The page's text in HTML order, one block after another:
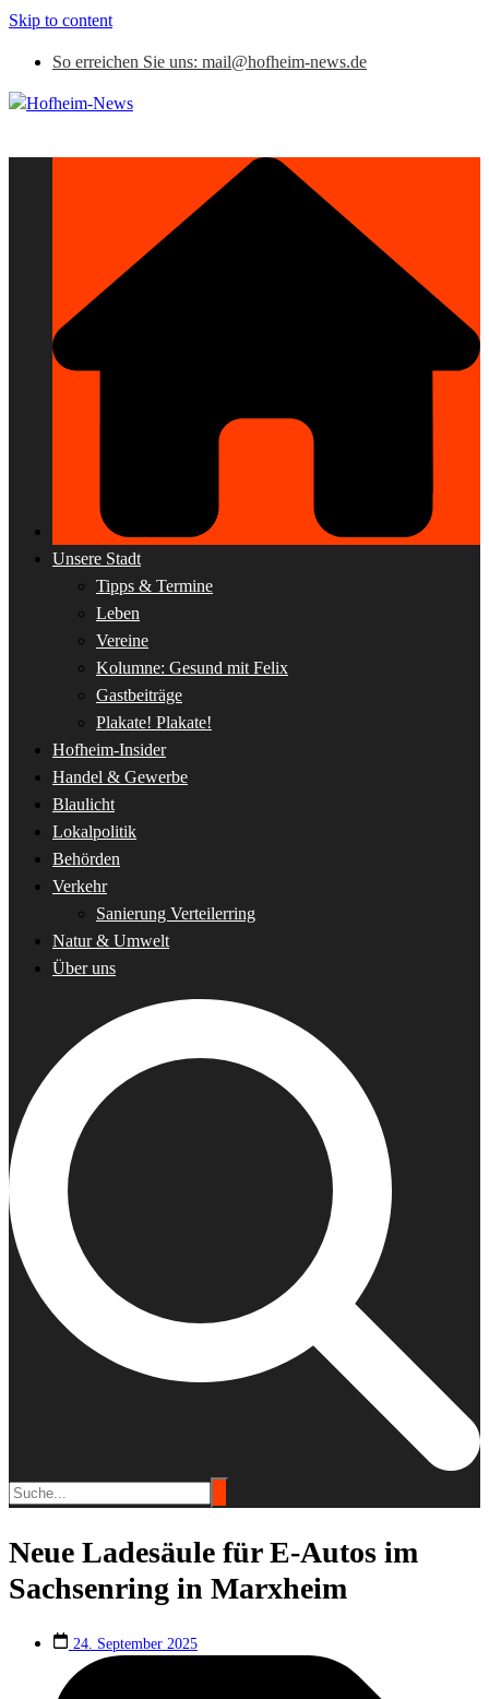
Skip to content
So erreichen Sie uns: mail@hofheim-news.de
Unsere Stadt
Tipps & Termine
Leben
Vereine
Kolumne: Gesund mit Felix
Gastbeiträge
Plakate! Plakate!
Hofheim-Insider
Handel & Gewerbe
Blaulicht
Lokalpolitik
Behörden
Verkehr
Sanierung Verteilerring
Natur & Umwelt
Über uns
Neue Ladesäule für E-Autos im
Sachsenring in Marxheim
24. September 2025